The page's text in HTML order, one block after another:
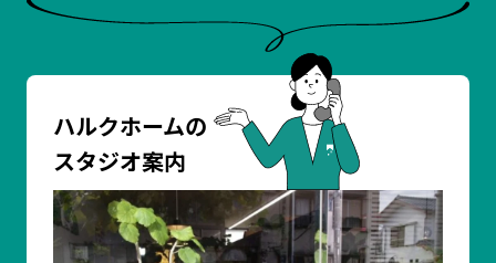
ハルクホームの
スタジオ案内